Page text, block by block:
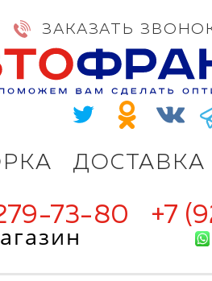
ДОСТАВКА
ЗАКАЗАТЬ
73-80 +7